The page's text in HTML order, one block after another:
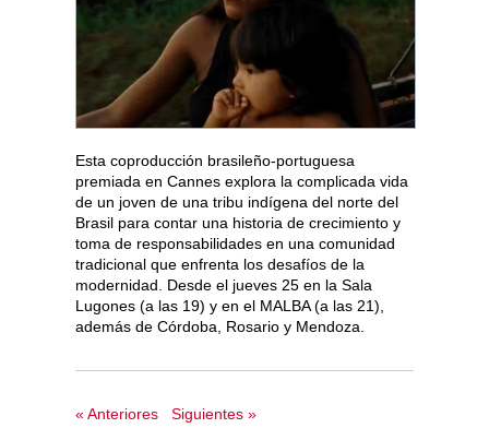
Esta coproducción brasileño-portuguesa
premiada en Cannes explora la complicada vida
de un joven de una tribu indígena del norte del
Brasil para contar una historia de crecimiento y
toma de responsabilidades en una comunidad
tradicional que enfrenta los desafíos de la
modernidad. Desde el jueves 25 en la Sala
Lugones (a las 19) y en el MALBA (a las 21),
además de Córdoba, Rosario y Mendoza.
« Anteriores Siguientes »